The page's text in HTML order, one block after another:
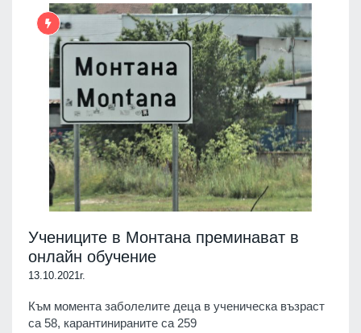
Учениците в Монтана преминават в
онлайн обучение
13.10.2021г.
Към момента заболелите деца в ученическа възраст
са 58, карантинираните са 259